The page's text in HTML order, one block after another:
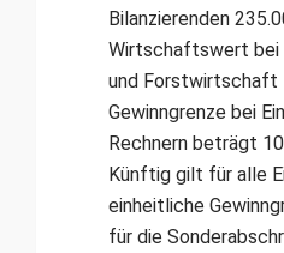
Bilanzierenden
Wirtschaftswert bei
und Forstwirtschaft
Gewinngrenze bei
Rechnern beträgt
Künftig gilt für alle
einheitliche
für die